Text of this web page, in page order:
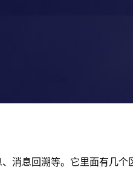
消息回溯等。它里面有几个